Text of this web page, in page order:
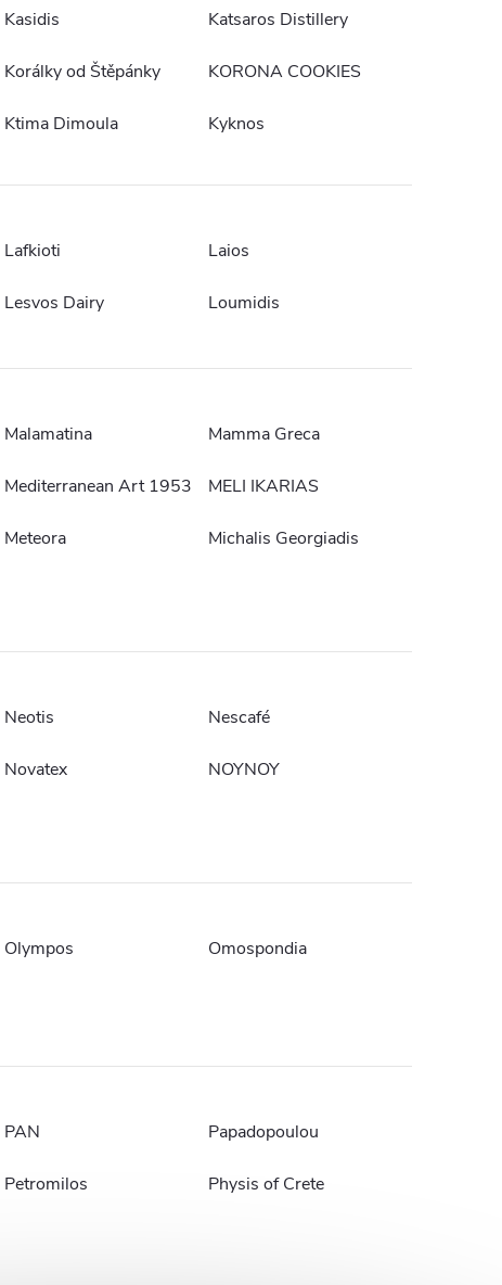
Kasidis Katsaros Distillery
Korálky od Štěpánky KORONA COOKIES
Ktima Dimoula Kyknos
Lafkioti Laios
Lesvos Dairy Loumidis
Malamatina Mamma Greca
Mediterranean Art 1953 MELI IKARIAS
Meteora Michalis Georgiadis
Neotis Nescafé
Novatex NOYNOY
Olympos Omospondia
PAN Papadopoulou
Petromilos Physis of Crete